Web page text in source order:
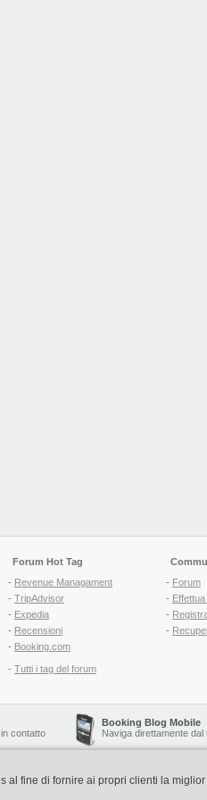
Forum Hot Tag
- Revenue Managament
- TripAdvisor
- Expedia
- Recensioni
- Booking.com
- Tutti i tag del forum
- Forum
-
-
-
contatto
Booking Blog Mobile
Naviga direttamente dal
© 2006-2026 QNT S.r.l. Socio Unico -
al fine di fornire ai propri clienti la